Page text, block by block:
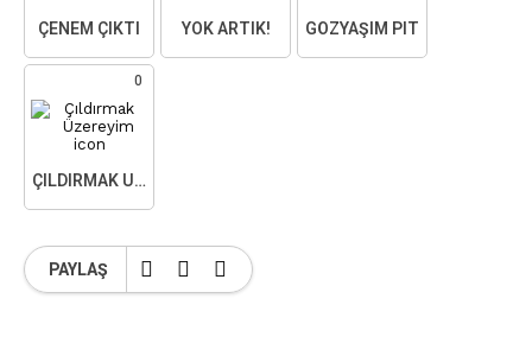
ÇENEM ÇIKTI YOK ARTIK! GÖZYAŞIM PIT
0
ÇILDIRMAK ÜZEREYIM
PAYLAŞ